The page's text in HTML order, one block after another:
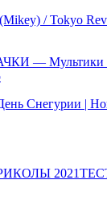
/ Tokyo
— Мультики
Снегурии |